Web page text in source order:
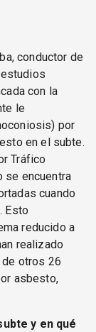
conductor de
con la
le
por
en el subte.
Tráfico
se encuentra
cuando
Esto
reducido a
realizado
otros 26
asbesto,
y en qué